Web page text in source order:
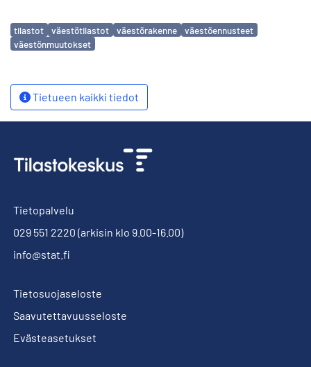
Avainsanat
tilastot väestötilastot väestörakenne
väestöennusteet
väestönmuutokset
Tietueen kaikki tiedot
Tietopalvelu
029 551 2220 (arkisin klo 9.00-16.00)
info@stat.fi
Tietosuojaseloste
Saavutettavuusseloste
Evästeasetukset